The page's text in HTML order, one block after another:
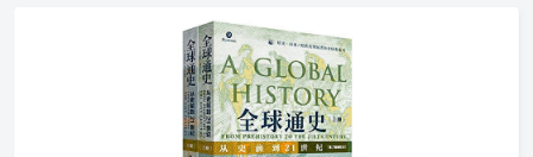
一家家报丧，面对好多亲人奇异的眼光以及“瞧！他都没流眼泪。”
的议论。十三岁，我的家在一场大火中被夷为平地，同住的亲戚
搬走了，从此成为母子二人相依为命。母亲请人在废墟上搭了个
小草棚，因为漏雨，又盖了问石棉瓦顶的小屋，才建成，就有人
远远扔石头，把石棉瓦打出好多洞，又开始漏水。